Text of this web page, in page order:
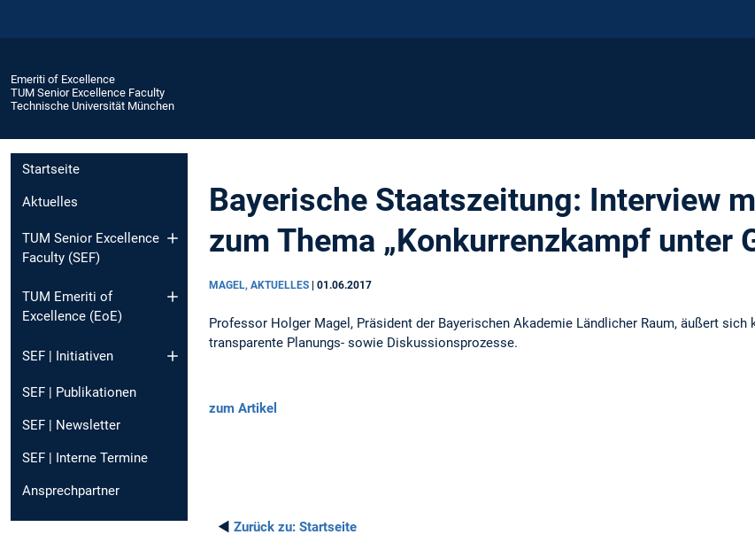
Emeriti of Excellence
TUM Senior Excellence Faculty
Technische Universität München
Startseite
Aktuelles
TUM Senior Excellence
Faculty (SEF)
TUM Emeriti of
Excellence (EoE)
SEF | Initiativen
SEF | Publikationen
SEF | Newsletter
SEF | Interne Termine
Ansprechpartner
Bayerische Staatszeitung: Interview
zum Thema „Konkurrenzkampf unter
MAGEL, AKTUELLES | 01.06.2017
Professor Holger Magel, Präsident der Bayerischen Akademie Ländlicher Raum, äußert
transparente Planungs- sowie Diskussionsprozesse.
zum Artikel
◄ Zurück zu: Startseite